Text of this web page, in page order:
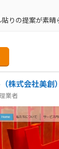
で信頼されて
りの提案が素晴
株式会社美創）
業者